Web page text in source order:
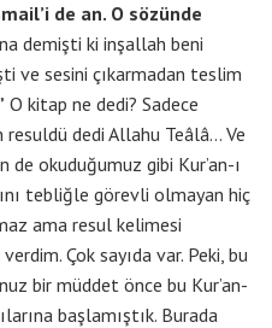
de an. O sözünde
demişti ki inşallah beni
ve sesini çıkarmadan teslim
O kitap ne dedi? Sadece
dedi Allahu Teâlâ… Ve
okuduğumuz gibi Kur’an-ı
tebliğle görevli olmayan hiç
ama resul kelimesi
Çok sayıda var. Peki, bu
bir müddet önce bu Kur’an-
başlamıştık. Burada